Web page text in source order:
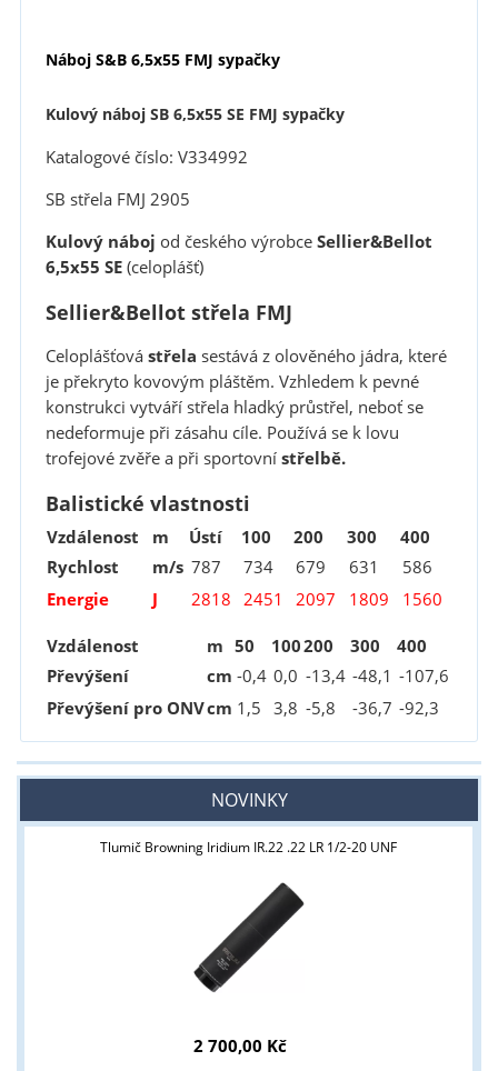
Náboj S&B 6,5x55 FMJ sypačky
Kulový náboj SB 6,5x55 SE FMJ sypačky
Katalogové číslo: V334992
SB střela FMJ 2905
Kulový náboj od českého výrobceSellier&Bellot
6,5x55 SE(celoplášť)
Sellier&Bellot střela FMJ
Celoplášťovástřela sestává z olověného jádra, které
je překryto kovovým pláštěm. Vzhledem k pevné
konstrukci vytváří střela hladký průstřel, neboť se
nedeformuje při zásahu cíle. Používá se k lovu
trofejové zvěře a při sportovnístřelbě.
Balistické vlastnosti
Vzdálenost m Ústí 100 200 300
400
Rychlost
m/s 787 734 679 631
586
Energie
J 2818 2451 2097 1809 1560
Vzdálenost m 50 100200 300
400
Převýšení
cm -0,4 0,0 -13,4 -48,1 -107,6
Převýšení pro ONVcm 1,5 3,8 -5,8 -36,7 -92,3
NOVINKY
Tlumič Browning Iridium IR.22 .22 LR 1/2-20 UNF
2 700,00 Kč